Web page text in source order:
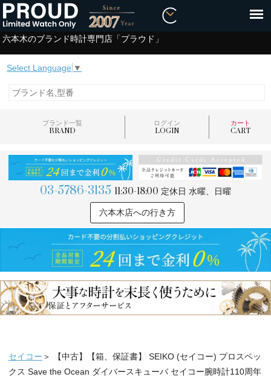
六本木のブランド時計専門店「プラウド」
Select Language ▼
ブランド一覧
BRAND
ログイン
LOGIN
カート
CART
03-5786-3135 11:30-18:00 定休日 水曜、日曜
六本木店への行き方
セイコー ＞ 【中古】【箱、保証書】 SEIKO (セイコー) プロスペッ
クス Save the Ocean ダイバースキューバ セイコー腕時計110周年